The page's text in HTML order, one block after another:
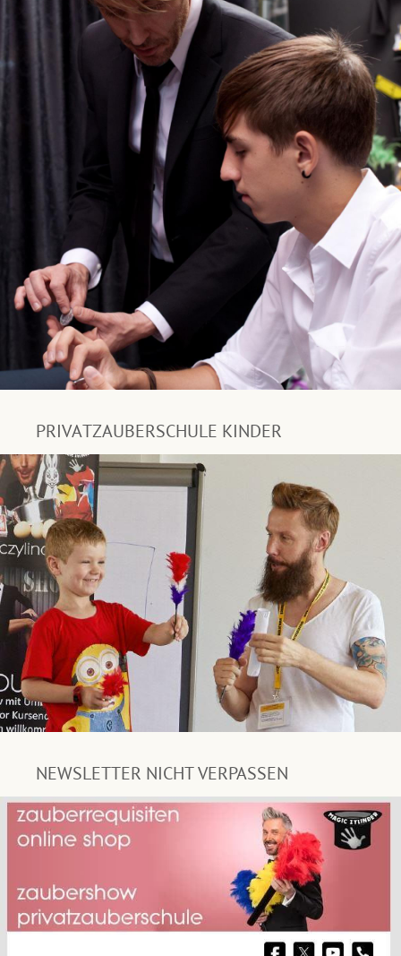
PRIVATZAUBERSCHULE KINDER
NEWSLETTER NICHT VERPASSEN